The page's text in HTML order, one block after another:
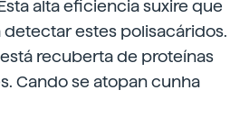
alta eficiencia suxire que
detectar estes polisacáridos.
recuberta de proteínas
Cando se atopan cunha